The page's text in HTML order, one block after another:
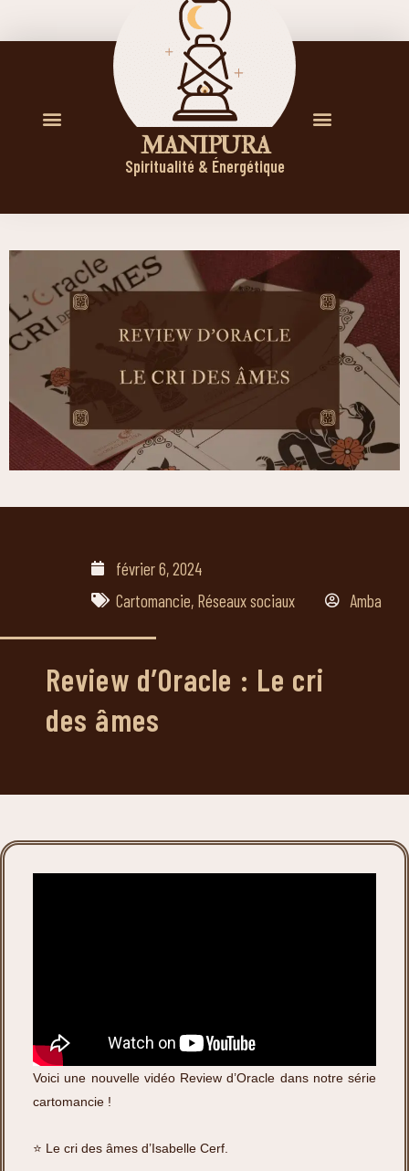
M A N I P U R A
Spiritualité & Énergétique
février 6, 2024
Cartomancie, Réseaux sociaux Amba
Review d’Oracle : Le cri
des âmes
Voici une nouvelle vidéo Review d’Oracle dans notre série
cartomancie !
⭐️ Le cri des âmes d’Isabelle Cerf.